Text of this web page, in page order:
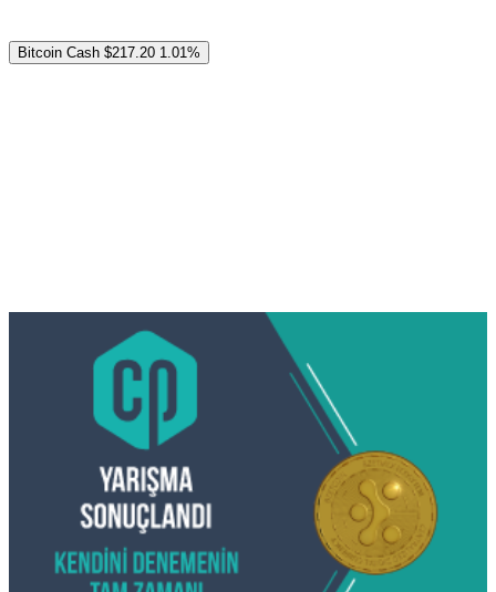
Bitcoin Cash $217.20 1.01%